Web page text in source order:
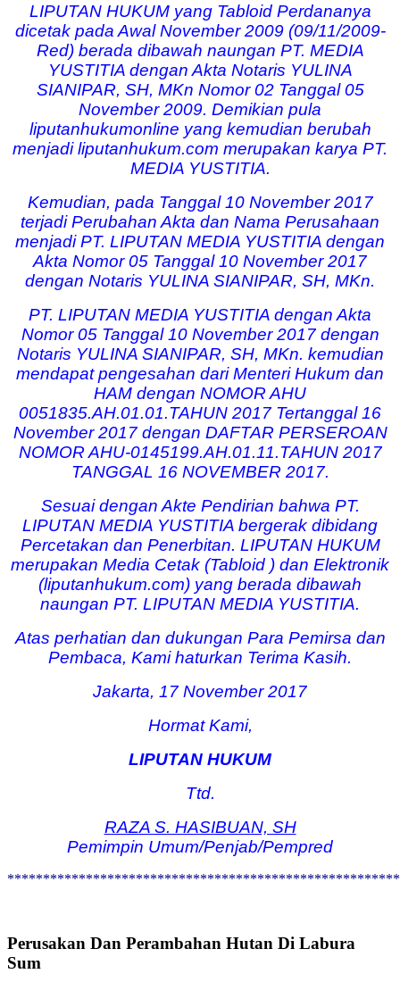
LIPUTAN HUKUM yang Tabloid Perdananya
dicetak pada Awal November 2009 (09/11/2009-
Red) berada dibawah naungan PT. MEDIA
YUSTITIA dengan Akta Notaris YULINA
SIANIPAR, SH, MKn Nomor 02 Tanggal 05
November 2009. Demikian pula
liputanhukumonline yang kemudian berubah
menjadi liputanhukum.com merupakan karya PT.
MEDIA YUSTITIA.
Kemudian, pada Tanggal 10 November 2017
terjadi Perubahan Akta dan Nama Perusahaan
menjadi PT. LIPUTAN MEDIA YUSTITIA dengan
Akta Nomor 05 Tanggal 10 November 2017
dengan Notaris YULINA SIANIPAR, SH, MKn.
PT. LIPUTAN MEDIA YUSTITIA dengan Akta
Nomor 05 Tanggal 10 November 2017 dengan
Notaris YULINA SIANIPAR, SH, MKn. kemudian
mendapat pengesahan dari Menteri Hukum dan
HAM dengan NOMOR AHU
0051835.AH.01.01.TAHUN 2017 Tertanggal 16
November 2017 dengan DAFTAR PERSEROAN
NOMOR AHU-0145199.AH.01.11.TAHUN 2017
TANGGAL 16 NOVEMBER 2017.
Sesuai dengan Akte Pendirian bahwa PT.
LIPUTAN MEDIA YUSTITIA bergerak dibidang
Percetakan dan Penerbitan. LIPUTAN HUKUM
merupakan Media Cetak (Tabloid ) dan Elektronik
(liputanhukum.com) yang berada dibawah
naungan PT. LIPUTAN MEDIA YUSTITIA.
Atas perhatian dan dukungan Para Pemirsa dan
Pembaca, Kami haturkan Terima Kasih.
Jakarta, 17 November 2017
Hormat Kami,
LIPUTAN HUKUM
Ttd.
RAZA S. HASIBUAN, SH
Pemimpin Umum/Penjab/Pempred
Perusakan Dan Perambahan Hutan Di Labura
Sum